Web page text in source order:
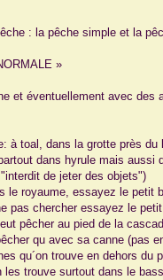
: la pêche simple et la
»
et éventuellement avec des
à toal, dans la grotte près
dans hyrule mais
de jeter des objets")
le royaume, essayez le
pas chercher essayez le
pêcher au pied de la
qu avec sa canne (pas
qu´on trouve en dehors
trouve surtout dans le